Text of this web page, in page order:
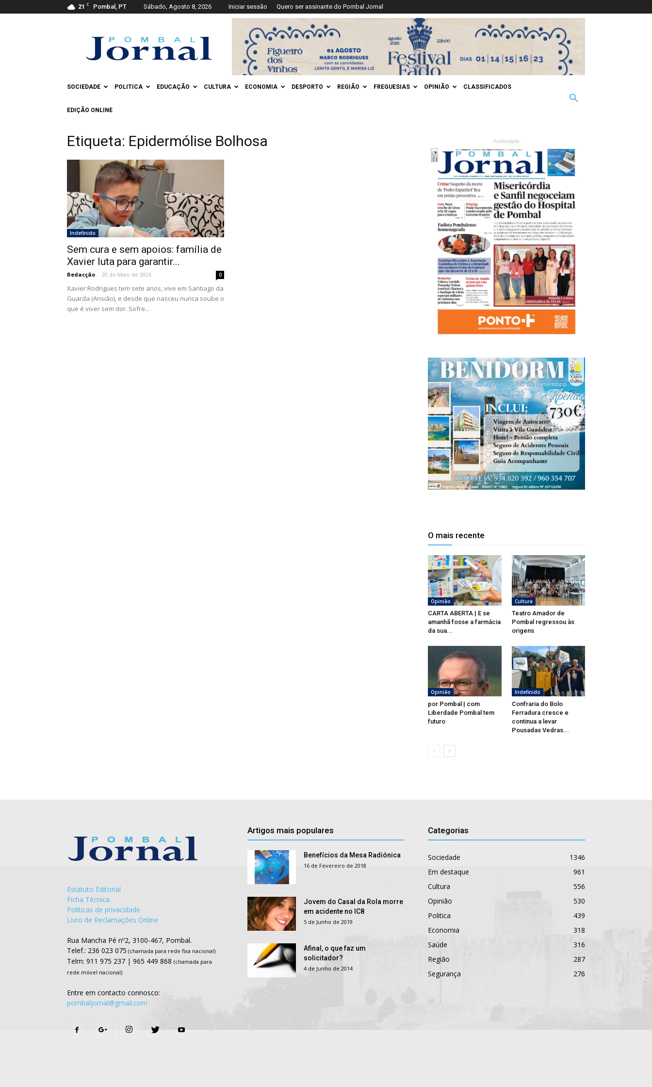
21 C Pombal, PT Sábado, Agosto 8, 2026 Iniciar sessão Quero ser assinante do Pombal Jornal
Jornal
SOCIEDADE POLITICA EDUCAÇÃO CULTURA ECONOMIA DESPORTO REGIÃO FREGUESIAS OPINIÃO CLASSIFICADOS
EDIÇÃO ONLINE
Etiqueta: Epidermólise Bolhosa
Indefinido
Sem cura e sem apoios: família de
Xavier luta para garantir...
Redacção - 20 de Maio de 2026 0
Xavier Rodrigues tem sete anos, vive em Santiago da
Guarda (Ansião), e desde que nasceu nunca soube o
que é viver sem dor. Sofre...
- Publicidade -
O mais recente
Opinião
CARTA ABERTA | E se
amanhã fosse a farmácia
da sua...
Cultura
Teatro Amador de
Pombal regressou às
origens
Opinião
por Pombal | com
Liberdade Pombal tem
futuro
Indefinido
Confraria do Bolo
Ferradura cresce e
continua a levar
Pousadas Vedras...
Estatuto Editorial
Ficha Técnica
Políticas de privacidade
Livro de Reclamações Online
Rua Mancha Pé nº2, 3100-467, Pombal.
Telef.: 236 023 075 (chamada para rede fixa nacional)
Telm: 911 975 237 | 965 449 868 (chamada para
rede móvel nacional)
Entre em contacto connosco:
pombaljornal@gmail.com
Artigos mais populares
Benefícios da Mesa Radiónica
16 de Fevereiro de 2018
Jovem do Casal da Rola morre
em acidente no IC8
5 de Junho de 2019
Afinal, o que faz um
solicitador?
4 de Junho de 2014
Categorias
Sociedade
1346
Em destaque
961
Cultura
556
Opinião
530
Politica
439
Economia
318
Saúde
316
Região
287
Segurança
276